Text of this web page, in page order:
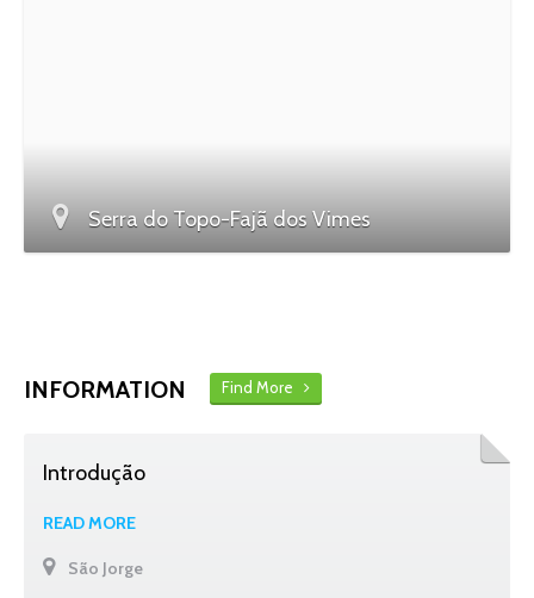
Serra do Topo-Fajã dos Vimes
INFORMATION Find More
Introdução
READ MORE
São Jorge